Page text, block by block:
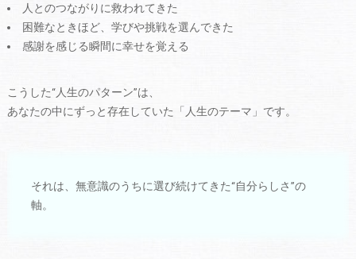
人とのつながりに救われてきた
困難なときほど、学びや挑戦を選んできた
感謝を感じる瞬間に幸せを覚える
こうした“人生のパターン”は、
あなたの中にずっと存在していた「人生のテーマ」です。
それは、無意識のうちに選び続けてきた“自分らしさ”の
軸。